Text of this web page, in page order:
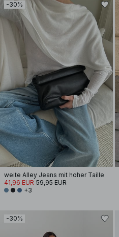
-30%
weite Alley Jeans mit hoher Taille
41,96 EUR 59,95 EUR
+3
-30%